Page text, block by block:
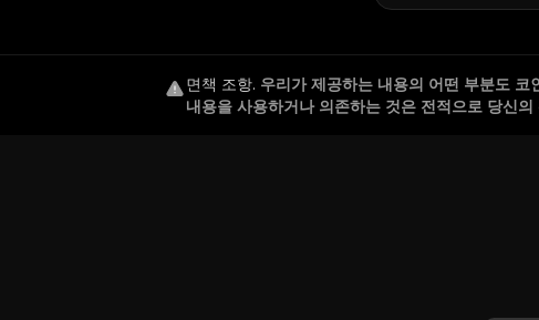
면책 조항. 우리가 제공하는 내용의 어떤 부분도
내용을 사용하거나 의존하는 것은 전적으로 당신